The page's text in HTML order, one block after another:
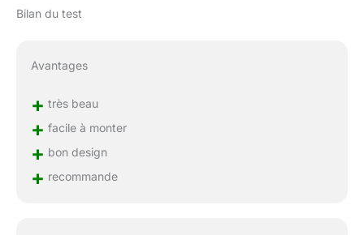
Bilan du test
Avantages
+ très beau
+ facile à monter
+ bon design
+ recommande